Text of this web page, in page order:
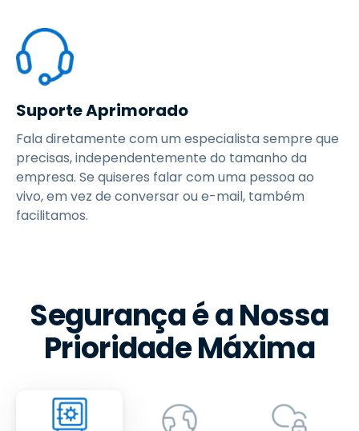
Suporte Aprimorado
Fala diretamente com um especialista sempre que
precisas, independentemente do tamanho da
empresa. Se quiseres falar com uma pessoa ao
vivo, em vez de conversar ou e-mail, também
facilitamos.
Segurança é a Nossa
Prioridade Máxima